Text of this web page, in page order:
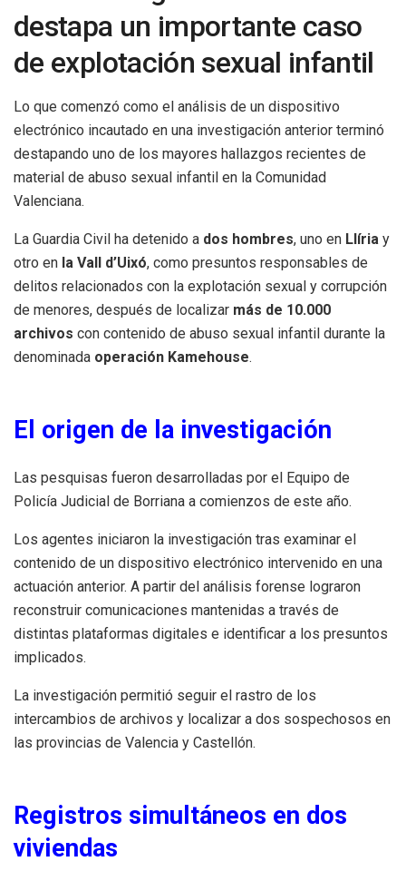
destapa un importante caso
de explotación sexual infantil
Lo que comenzó como el análisis de un dispositivo
electrónico incautado en una investigación anterior terminó
destapando uno de los mayores hallazgos recientes de
material de abuso sexual infantil en la Comunidad
Valenciana.
La Guardia Civil ha detenido a dos hombres, uno en Llíria y
otro en la Vall d’Uixó, como presuntos responsables de
delitos relacionados con la explotación sexual y corrupción
de menores, después de localizar más de 10.000
archivos con contenido de abuso sexual infantil durante la
denominada operación Kamehouse.
El origen de la investigación
Las pesquisas fueron desarrolladas por el Equipo de
Policía Judicial de Borriana a comienzos de este año.
Los agentes iniciaron la investigación tras examinar el
contenido de un dispositivo electrónico intervenido en una
actuación anterior. A partir del análisis forense lograron
reconstruir comunicaciones mantenidas a través de
distintas plataformas digitales e identificar a los presuntos
implicados.
La investigación permitió seguir el rastro de los
intercambios de archivos y localizar a dos sospechosos en
las provincias de Valencia y Castellón.
Registros simultáneos en dos
viviendas